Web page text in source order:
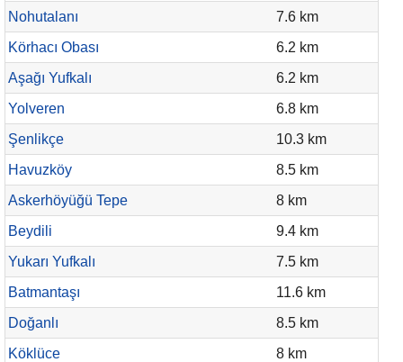
Nohutalanı
7.6 km
Körhacı Obası
6.2 km
Aşağı Yufkalı
6.2 km
Yolveren
6.8 km
Şenlikçe
10.3 km
Havuzköy
8.5 km
Askerhöyüğü Tepe
8 km
Beydili
9.4 km
Yukarı Yufkalı
7.5 km
Batmantaşı
11.6 km
Doğanlı
8.5 km
Köklüce
8 km